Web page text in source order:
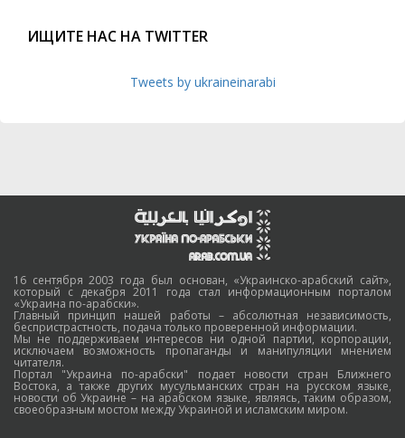
ИЩИТЕ НАС НА TWITTER
Tweets by ukraineinarabi
16 сентября 2003 года был основан, «Украинско-арабский сайт»,
который с декабря 2011 года стал информационным порталом
«Украина по-арабски».
Главный принцип нашей работы – абсолютная независимость,
беспристрастность, подача только проверенной информации.
Мы не поддерживаем интересов ни одной партии, корпорации,
исключаем возможность пропаганды и манипуляции мнением
читателя.
Портал "Украина по-арабски" подает новости стран Ближнего
Востока, а также других мусульманских стран на русском языке,
новости об Украине – на арабском языке, являясь, таким образом,
своеобразным мостом между Украиной и исламским миром.